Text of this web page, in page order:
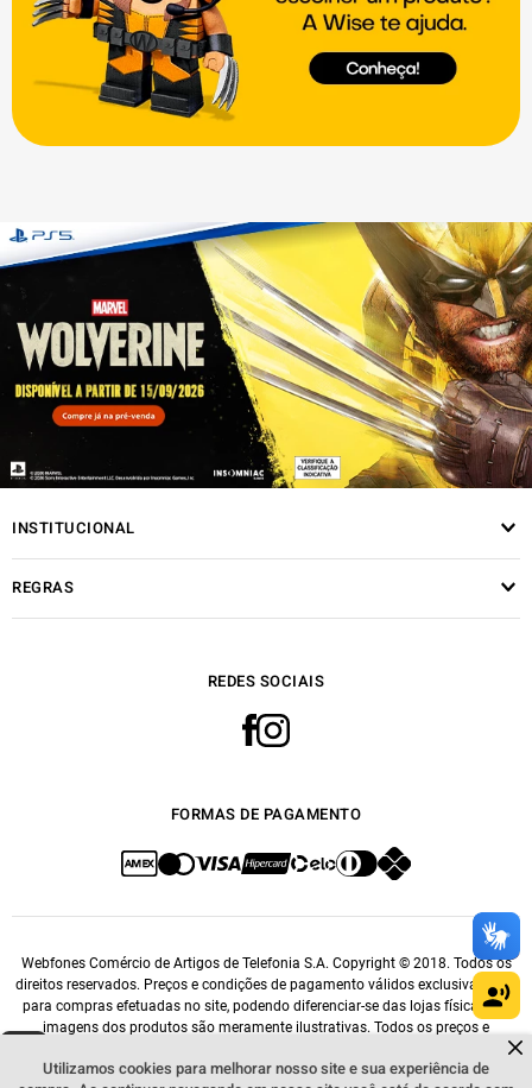
Dúvidas sobre produtos?
Utilizamos cookies para melhorar nosso site e sua experiência de
INSTITUCIONAL
REGRAS
REDES SOCIAIS
FORMAS DE PAGAMENTO
Webfones Comércio de Artigos de Telefonia S.A. Copyright © 2018. Todos os
direitos reservados. Preços e condições de pagamento válidos exclusivamente
para compras efetuadas no site, podendo diferenciar-se das lojas físicas. As
imagens dos produtos são meramente ilustrativas. Todos os preços e
14.548.476/0001-76.